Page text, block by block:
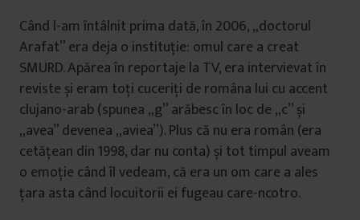
Când l-am întâlnit prima dată, în 2006, „doctorul
Arafat” era deja o instituție: omul care a creat
SMURD. Apărea în reportaje la TV, era intervievat în
reviste și eram toți cuceriți de româna lui cu accent
clujano-arab (spunea „g” arăbesc în loc de „c” și
„avea” devenea „aviea”). Plus că nu era român (era
cetățean din 1998, dar nu conta) și tot timpul aveam
o emoție când îl vedeam, că era un om care a ales
țara asta când locuitorii ei fugeau care-ncotro.